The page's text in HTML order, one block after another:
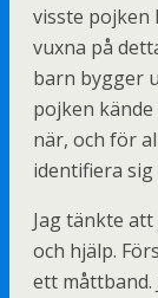
visste pojken
vuxna på
barn bygger
pojken
när, och för
identifiera sig
Jag tänkte
och hjälp.
ett måttband.